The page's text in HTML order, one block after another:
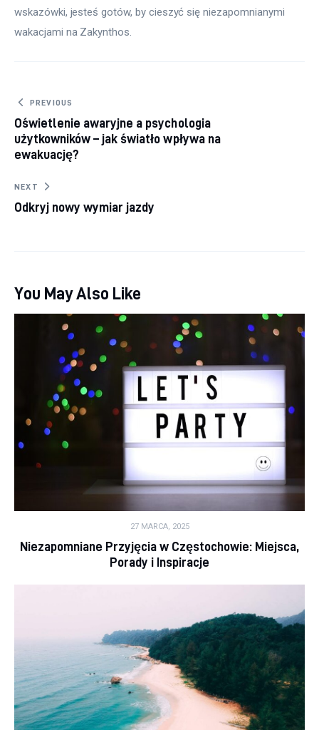
wskazówki, jesteś gotów, by cieszyć się niezapomnianymi
wakacjami na Zakynthos.
Nawigacja wpisu
PREVIOUS
Oświetlenie awaryjne a psychologia
użytkowników – jak światło wpływa na
ewakuację?
NEXT
Odkryj nowy wymiar jazdy
You May Also Like
27 MARCA, 2025
Niezapomniane Przyjęcia w Częstochowie: Miejsca,
Porady i Inspiracje